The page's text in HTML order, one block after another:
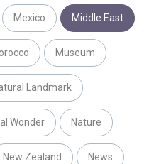
Mexico Middle East
Museum
Landmark
Wonder Nature
New Zealand News